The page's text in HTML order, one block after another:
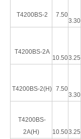
T4200BS-2
7.50
3.30
T4200BS-2A
10.503.25
T4200BS-2(H) 7.50
3.30
T4200BS-
2A(H)
10.503.25